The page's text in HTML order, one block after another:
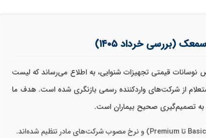
(بررسی خرداد ۱۴۰۵)
قیمتی تجهیزات شنوایی، به اطلاع می‌رساند که لیست
از شرکت‌های واردکننده رسمی بازنگری شده است. هدف ما
به تصمیم‌گیری صحیح بیماران است.